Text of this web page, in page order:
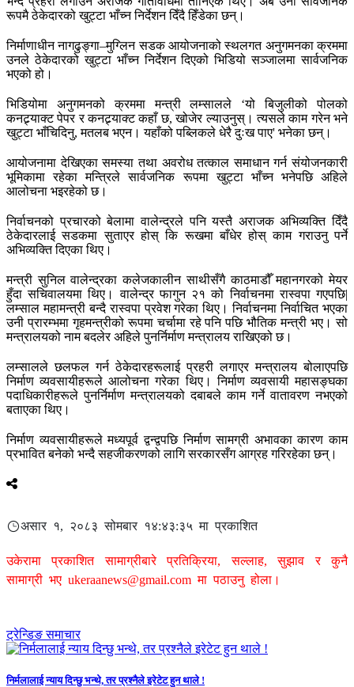
रूपमै ठेकेदारको खुट्टा भाँच्न निर्देशन दिँदै हिँडेका छन्।
निर्माणाधीन नागढुङ्गा–मुग्लिन सडक आयोजनाको स्थलगत अनुगमनका क्रममा
उनले ठेकेदारको खुट्टा भाँच्न निर्देशन दिएको भिडियो सञ्जालमा सार्वजनिक
भएको हो।
भिडियोमा अनुगमनको क्रममा मन्त्री लम्सालले ‘यो बिजुलीको पोलको
कनट्र्याक्ट पेपर र कनट्र्याक्ट कहाँ छ, खोजेर ल्याउनुस्। त्यसले काम गरेन भने
खुट्टा भाँचिदिनु, मतलब भएन। यहाँको पब्लिकले धेरै दुःख पाए' भनेका छन्।
आयोजनामा देखिएका समस्या तथा अवरोध तत्काल समाधान गर्न संयोजनकारी
भूमिकामा रहेका मन्त्रिले सार्वजनिक रूपमा खुट्टा भाँच्न भनेपछि अहिले
आलोचना भइरहेको छ।
निर्वाचनको प्रचारको बेलामा वालेन्द्रले पनि यस्तै अराजक अभिव्यक्ति दिँदै
ठेकेदारलाई सडकमा सुताएर होस् कि रूखमा बाँधेर होस् काम गराउनु पर्ने
अभिव्यक्ति दिएका थिए।
मन्त्री सुनिल वालेन्द्रका कलेजकालीन साथीसँगै काठमाडौँ महानगरको मेयर
हुँदा सचिवालयमा थिए। वालेन्द्र फागुन २१ को निर्वाचनमा रास्वपा गएपछि|
लम्साल महामन्त्री बन्दै रास्वपा प्रवेश गरेका थिए। निर्वाचनमा निर्वाचित भएका
उनी प्रारम्भमा गृहमन्त्रीको रूपमा चर्चामा रहे पनि पछि भौतिक मन्त्री भए। सो
मन्त्रालयको नाम बदलेर अहिले पुनर्निर्माण मन्त्रालय राखिएको छ।
लम्सालले छलफल गर्न ठेकेदारहरूलाई प्रहरी लगाएर मन्त्रालय बोलाएपछि
निर्माण व्यवसायीहरूले आलोचना गरेका थिए। निर्माण व्यवसायी महासङ्घका
पदाधिकारीहरूले पुनर्निर्माण मन्त्रालयको दबाबले काम गर्ने वातावरण नभएको
बताएका थिए।
निर्माण व्यवसायीहरूले मध्यपूर्व द्वन्द्वपछि निर्माण सामग्री अभावका कारण काम
प्रभावित बनेको भन्दै सहजीकरणको लागि सरकारसँग आग्रह गरिरहेका छन्।
असार १, २०८३ सोमबार १४:४३:३५ मा प्रकाशित
उकेरामा प्रकाशित सामाग्रीबारे प्रतिक्रिया, सल्लाह, सुझाव र कुनै
सामाग्री भए ukeraanews@gmail.com मा पठाउनु होला।
ट्रेन्डिङ समाचार
निर्मलालाई न्याय दिन्छु भन्थे, तर प्रश्नैले इरेटेट हुन थाले !